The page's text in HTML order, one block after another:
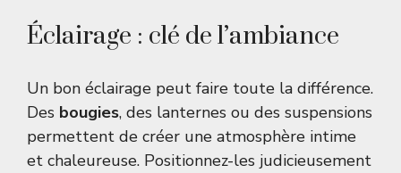
Éclairage : clé de l’ambiance
Un bon éclairage peut faire toute la différence.
Des bougies, des lanternes ou des suspensions
permettent de créer une atmosphère intime
et chaleureuse. Positionnez-les judicieusement